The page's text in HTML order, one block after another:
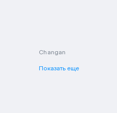
Changan
Показать еще